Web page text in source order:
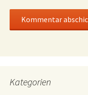
Kategorien